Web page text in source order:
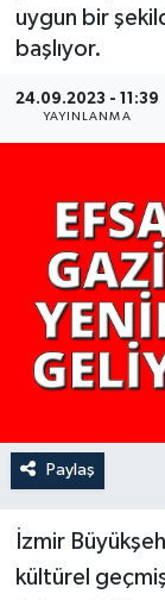
uygun bir
başlıyor.
24.09.2023 - 11:39
YAYINLANMA
Paylaş
İzmir
kültürel
SPOR